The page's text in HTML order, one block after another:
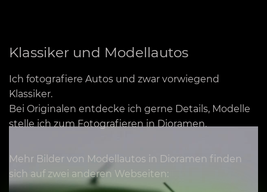
Klassiker und Modellautos
Ich fotografiere Autos und zwar vorwiegend
Klassiker.
Bei Originalen entdecke ich gerne Details, Modelle
stelle ich zum Fotografieren in Dioramen.
Mehr Bilder von Modellautos in Dioramen finden
sich auf zwei anderen Webseiten: